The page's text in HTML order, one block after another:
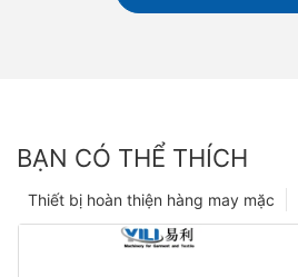
BẠN CÓ THỂ THÍCH
Thiết bị hoàn thiện hàng may mặc